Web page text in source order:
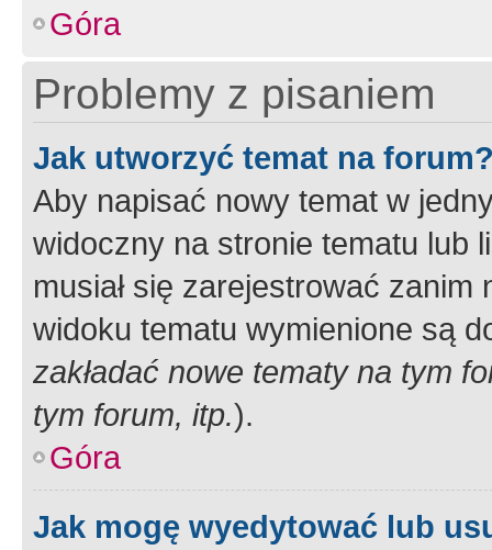
Góra
Problemy z pisaniem
Jak utworzyć temat na
Aby napisać nowy temat w
widoczny na stronie tematu lub
musiał się zarejestrować
widoku tematu wymienione są
zakładać nowe tematy na tym
tym forum, itp.).
Góra
Jak mogę wyedytować lub